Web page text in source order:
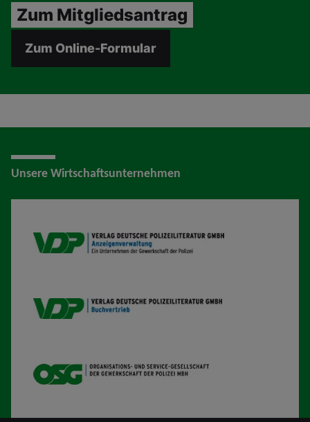
Zum Mitgliedsantrag
Zum Online-Formular
Unsere Wirtschaftsunternehmen
VDP AV
VDP B
OSG